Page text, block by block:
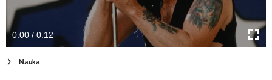
Newsletter
Cuda Polski
Wielki Konkurs Fotograficzny
0:00 / 0:12
Nauka